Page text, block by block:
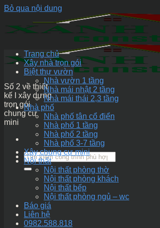
Bỏ qua nội dung
Số 2 về thiết
kế I xây dựng
trọn gói
chung cư
mini
Trang chủ
Xây nhà trọn gói
Biệt thự vườn
Nhà vườn 1 tầng
Nhà mái nhật 2 tầng
Nhà mái thái 2,3 tầng
Nhà phố
Nhà phố tân cổ điển
Nhà phố 1 tầng
Nhà phố 2 tầng
Nhà phố 3-7 tầng
Xây chung cư mini
Nội thất
Nội thất phòng thờ
Nội thất phòng khách
Nội thất bếp
Nội thất phòng ngủ – wc
Báo giá
Liên hệ
0982.588.818